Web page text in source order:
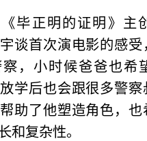
毕正明的证明》主
谈首次演电影的感
，小时候爸爸也希
学后也会跟很多警
助了他塑造角色，
和复杂性。